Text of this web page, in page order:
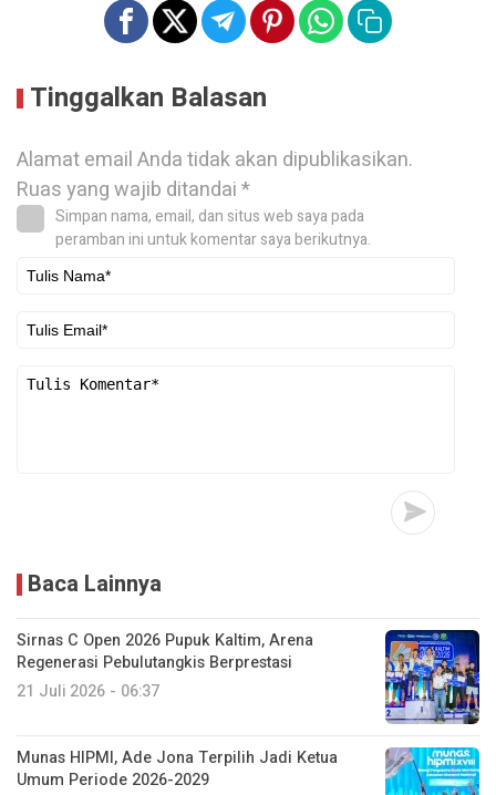
Tinggalkan Balasan
Alamat email Anda tidak akan dipublikasikan.
Ruas yang wajib ditandai*
Simpan nama, email, dan situs web saya pada
peramban ini untuk komentar saya berikutnya.
Baca Lainnya
Sirnas C Open 2026 Pupuk Kaltim, Arena
Regenerasi Pebulutangkis Berprestasi
21 Juli 2026 - 06:37
Munas HIPMI, Ade Jona Terpilih Jadi Ketua
Umum Periode 2026-2029